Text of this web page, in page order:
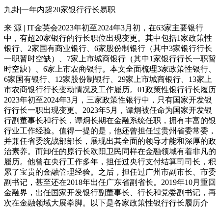
九卦|一年内超20家银行行长易职
来 源 | IT金英会2023年初至2024年3月初，在63家主要银行
中，有超20家银行的行长职位出现变更。其中包括1家政策性
银行、2家国有商业银行、6家股份制银行（其中3家银行行长
一职暂时空缺）、7家上市城商银行（其中1家银行行长一职暂
时空缺）、6家上市农商银行。本文全面梳理3家政策性银行、
6家国有银行、12家股份制银行、29家上市城商银行、13家上
市农商银行行长变动情况及工作履历。01政策性银行行长履历
2023年初至2024年3月，三家政策性银行中，只有国家开发银
行行长一职出现变更。2023年5月，谭炯被任命为国家开发银
行副董事长和行长，谭炯长期在金融系统任职，拥有丰富的银
行业工作经验。值得一提的是，他还曾担任过贵州省委常委，
并兼任省委统战部部长，展现出其全面的领导才能和深厚的政
治素养。而卸任的原行长欧阳卫民同样在金融领域有着非凡的
履历。他曾在央行工作多年，担任过央行支付结算司司长，积
累了宝贵的金融管理经验。之后，担任过广州市副市长、市委
副书记，甚至还在2018年出任广东省副省长。2019年10月重回
金融界，出任国家开发银行副董事长、行长和党委副书记，再
次在金融领域大展拳脚。以下是各家政策性银行行长履历介